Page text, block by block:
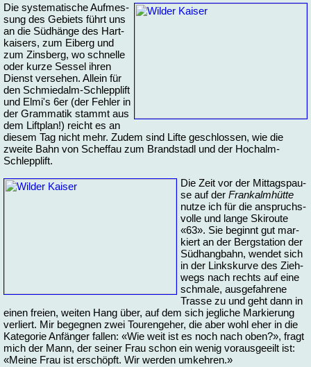
Die sys­te­ma­ti­sche Auf­mes­
sung des Ge­biets führt uns
an die Süd­hän­ge des Hart­
kai­sers, zum Ei­berg und
zum Zins­berg, wo schnel­le
oder kur­ze Ses­sel ih­ren
Dienst ver­se­hen. Al­lein für
den Schmie­dalm-Schlepp­lift
und El­mi's 6er (der Feh­ler in
der Gram­ma­tik stammt aus
dem Lift­plan!) reicht es an
die­sem Tag nicht mehr. Zu­dem sind Lif­te ge­schlos­sen, wie die
zwei­te Bahn von Schef­fau zum Brand­stadl und der Hochalm-
Schlepp­lift.
Die Zeit vor der Mit­tags­pau­
se auf der Fran­kalm­hüt­te
nut­ze ich für die an­spruchs­
vol­le und lan­ge Ski­rou­te
«63». Sie be­ginnt gut mar­
kiert an der Berg­sta­ti­on der
Süd­hang­bahn, wen­det sich
in der Links­kur­ve des Zieh­
wegs nach rechts auf ei­ne
schma­le, aus­ge­fah­re­ne
Tras­se zu und geht dann in
ei­nen frei­en, wei­ten Hang über, auf dem sich jeg­li­che Mar­kie­rung
ver­liert. Mir be­geg­nen zwei Tou­ren­ge­her, die aber wohl eher in die
Ka­te­go­rie An­fän­ger fal­len: «Wie weit ist es noch nach oben?», fragt
mich der Mann, der sei­ner Frau schon ein we­nig vor­aus­ge­eilt ist:
«Mei­ne Frau ist er­schöpft. Wir wer­den um­keh­ren.»